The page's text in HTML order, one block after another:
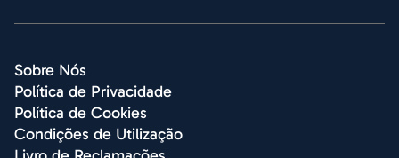
Sobre Nós
Política de Privacidade
Política de Cookies
Condições de Utilização